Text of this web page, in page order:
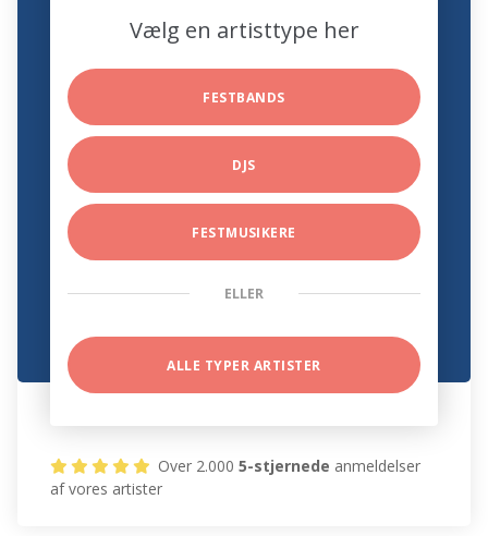
Vælg en artisttype her
FESTBANDS
DJS
FESTMUSIKERE
ELLER
ALLE TYPER ARTISTER
Over 2.0005-stjernede anmeldelser
af vores artister